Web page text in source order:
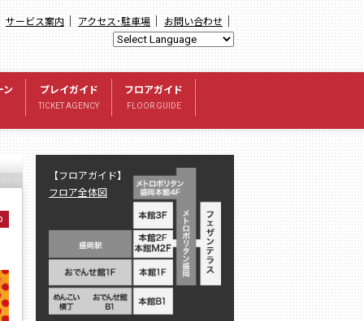
サービス案内｜ アクセス･駐車場｜ お問い合わせ｜
ン プレイガイド
TICKET AGENCY
フロアガイド
FLOOR GUIDE
【フロアガイド】
フロア全体図